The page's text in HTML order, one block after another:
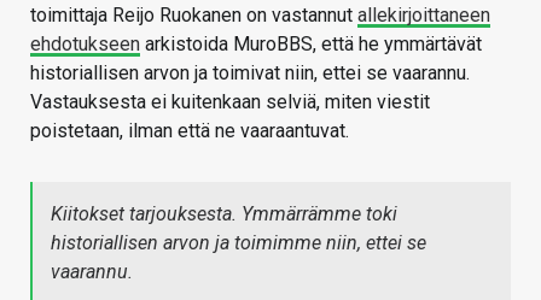
toimittaja Reijo Ruokanen on vastannut allekirjoittaneen
ehdotukseen arkistoida MuroBBS, että he ymmärtävät
historiallisen arvon ja toimivat niin, ettei se vaarannu.
Vastauksesta ei kuitenkaan selviä, miten viestit
poistetaan, ilman että ne vaaraantuvat.
Kiitokset tarjouksesta. Ymmärrämme toki
historiallisen arvon ja toimimme niin, ettei se
vaarannu.